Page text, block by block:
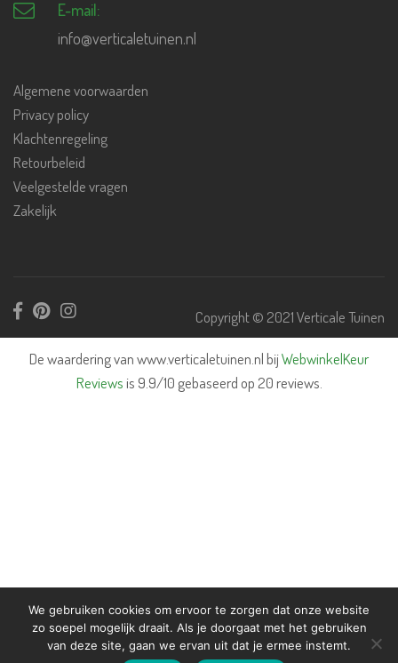
E-mail:
info@verticaletuinen.nl
Algemene voorwaarden
Privacy policy
Klachtenregeling
Retourbeleid
Veelgestelde vragen
Zakelijk
Copyright © 2021 Verticale Tuinen
De waardering van www.verticaletuinen.nl bijWebwinkelKeur
Reviewsis 9.9/10 gebaseerd op 20 reviews.
We gebruiken cookies om ervoor te zorgen dat onze website
zo soepel mogelijk draait. Als je doorgaat met het gebruiken
van deze site, gaan we ervan uit dat je ermee instemt.